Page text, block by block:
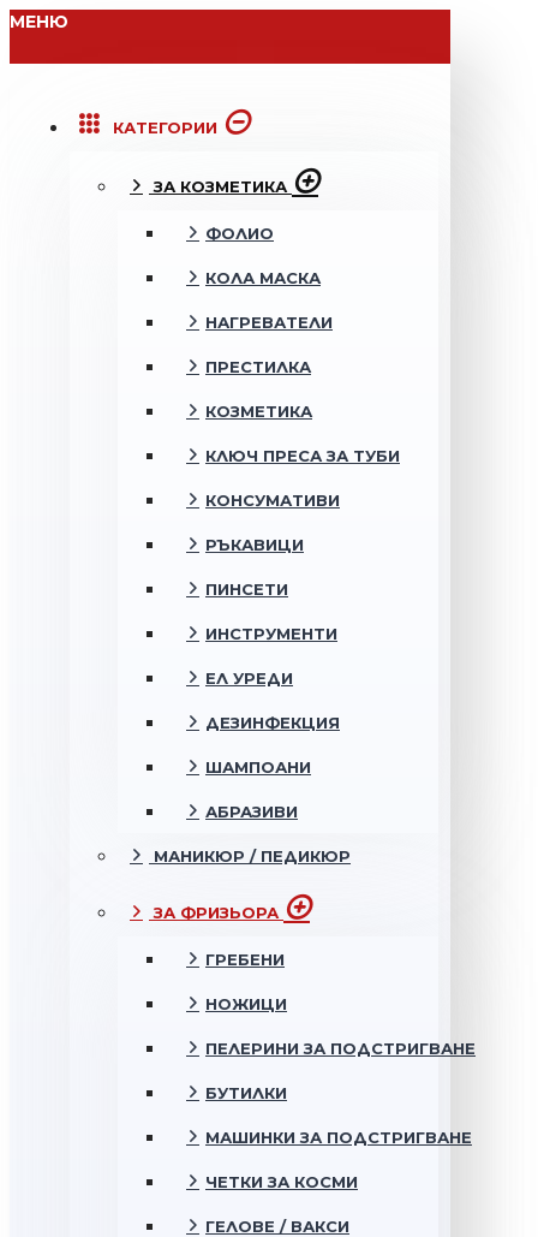
МЕНЮ
КАТЕГОРИИ
ЗА КОЗМЕТИКА
ФОЛИО
КОЛА МАСКА
НАГРЕВАТЕЛИ
ПРЕСТИЛКА
КОЗМЕТИКА
КЛЮЧ ПРЕСА ЗА ТУБИ
КОНСУМАТИВИ
РЪКАВИЦИ
ПИНСЕТИ
ИНСТРУМЕНТИ
ЕЛ УРЕДИ
ДЕЗИНФЕКЦИЯ
ШАМПОАНИ
АБРАЗИВИ
МАНИКЮР / ПЕДИКЮР
ЗА ФРИЗЬОРА
ГРЕБЕНИ
НОЖИЦИ
ПЕЛЕРИНИ ЗА ПОДСТРИГВАНЕ
БУТИЛКИ
МАШИНКИ ЗА ПОДСТРИГВАНЕ
ЧЕТКИ ЗА КОСМИ
ГЕЛОВЕ / ВАКСИ